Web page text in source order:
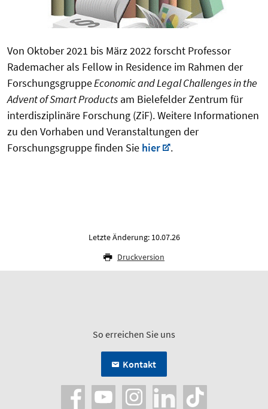
Von Oktober 2021 bis März 2022 forscht Professor
Rademacher als Fellow in Residence im Rahmen der
ForschungsgruppeEconomic and Legal Challenges in the
Advent of Smart Products am Bielefelder Zentrum für
interdisziplinäre Forschung (ZiF). Weitere Informationen
zu den Vorhaben und Veranstaltungen der
Forschungsgruppe finden Sie hier .
Letzte Änderung: 10.07.26
Druckversion
So erreichen Sie uns
Kontakt